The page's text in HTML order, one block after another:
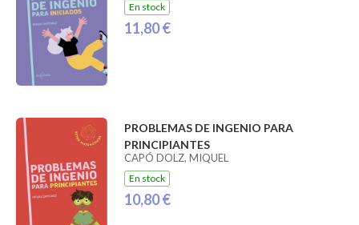
En stock
11,80 €
PROBLEMAS DE INGENIO PARA
PRINCIPIANTES
CAPÓ DOLZ, MIQUEL
En stock
10,80 €